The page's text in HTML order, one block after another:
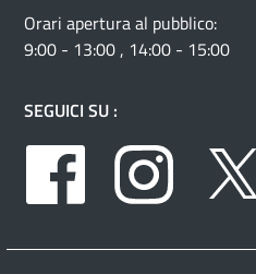
Orari apertura al pubblico:
9:00 - 13:00 , 14:00 - 15:00
SEGUICI SU :
Facebook
Instagram